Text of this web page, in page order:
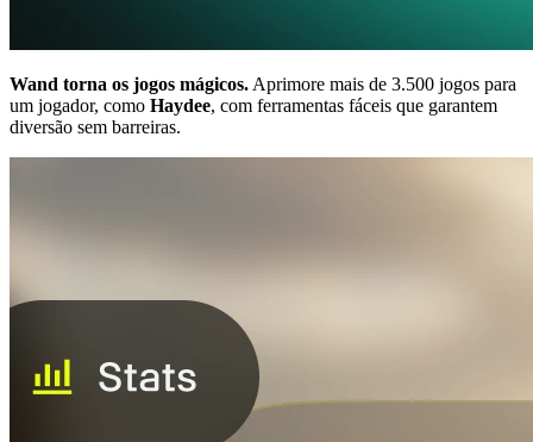
Wand torna os jogos mágicos. Aprimore mais de 3.500 jogos para
um jogador, como Haydee, com ferramentas fáceis que garantem
diversão sem barreiras.